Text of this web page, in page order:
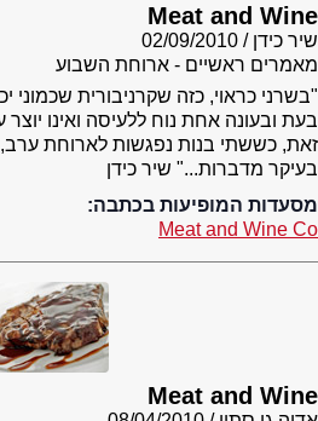
Meat and Wine
שיר כידן
02/09/2010
מאמרים ראשיים - ארוחת השבוע
"בשרני כראוי, כזה שקרניבורית שכמוני
בעת ובעונה אחת נוח ללעיסה ואינו
בעיקר מדברות..." שיר כידן
מסעדות המופיעות בכתבה:
Meat and Wine Co
Meat and Wine